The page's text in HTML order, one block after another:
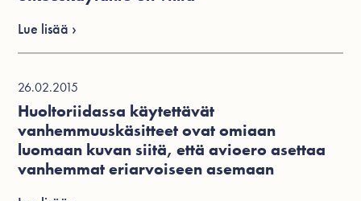
26.02.2015
Huoltoriidassa käytettävät
vanhemmuuskäsitteet ovat omiaan
luomaan kuvan siitä, että avioero asettaa
vanhemmat eriarvoiseen asemaan
Lue lisää ›